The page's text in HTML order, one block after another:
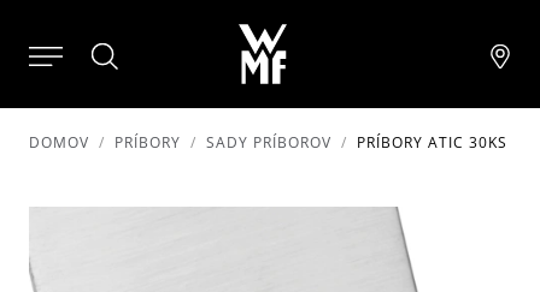
DOMOV PRÍBORY SADY PRÍBOROV PRÍBORY ATIC 30KS